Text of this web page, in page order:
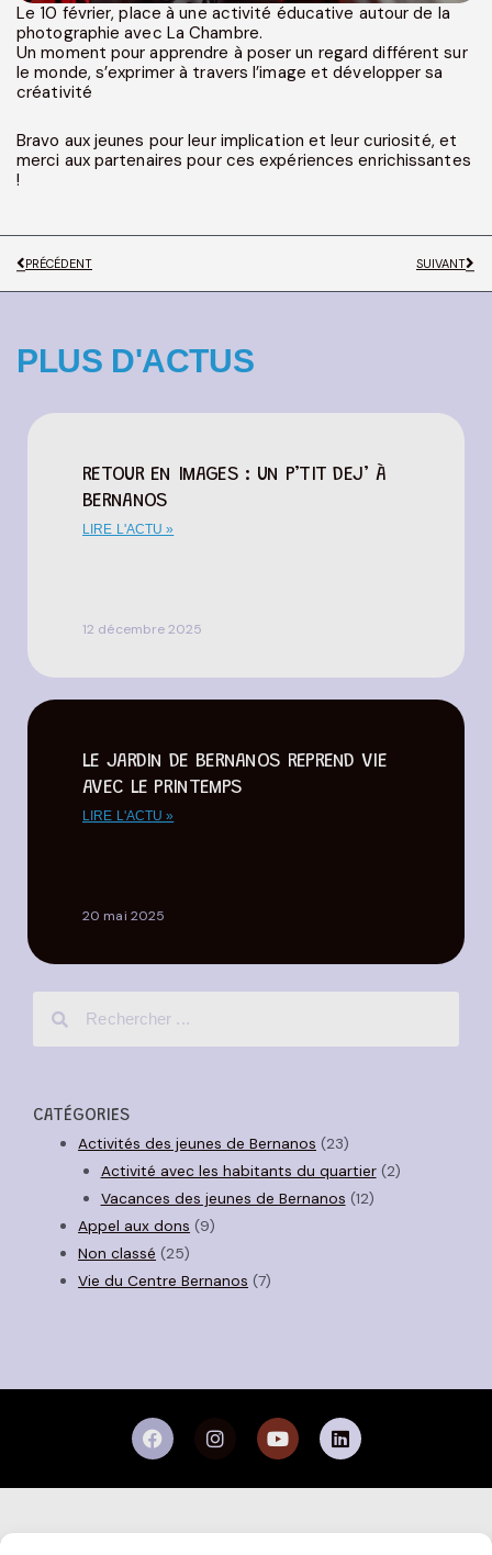
Le 10 février, place à une activité éducative autour de la
photographie avec La Chambre.
Un moment pour apprendre à poser un regard différent sur
le monde, s’exprimer à travers l’image et développer sa
créativité
Bravo aux jeunes pour leur implication et leur curiosité, et
merci aux partenaires pour ces expériences enrichissantes
!
PRÉCÉDENT SUIVANT
PLUS D'ACTUS
RETOUR EN IMAGES : UN P’TIT DEJ’ À
BERNANOS
LIRE L'ACTU »
12 décembre 2025
LE JARDIN DE BERNANOS REPREND VIE
AVEC LE PRINTEMPS
LIRE L'ACTU »
20 mai 2025
CATÉGORIES
Activités des jeunes de Bernanos (23)
Activité avec les habitants du quartier(2)
Vacances des jeunes de Bernanos (12)
Appel aux dons (9)
Non classé (25)
Vie du Centre Bernanos (7)